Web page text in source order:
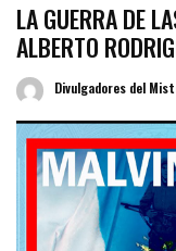
LA GUERRA DE
ALBERTO
Divulgadores del